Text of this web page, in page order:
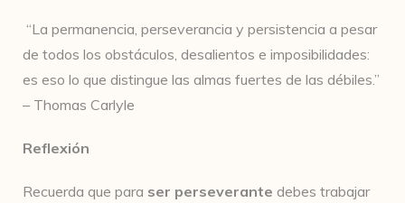
“La permanencia, perseverancia y persistencia a pesar
de todos los obstáculos, desalientos e imposibilidades:
es eso lo que distingue las almas fuertes de las débiles.”
– Thomas Carlyle
Reflexión
Recuerda que para ser perseverante debes trabajar